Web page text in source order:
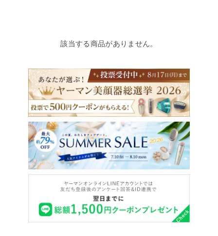
該当する商品がありません。